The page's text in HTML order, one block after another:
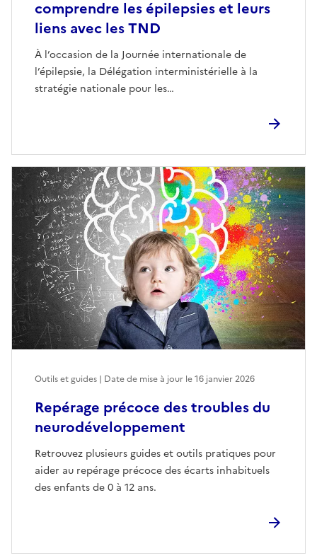
comprendre les épilepsies et leurs
liens avec les TND
À l’occasion de la Journée internationale de
l’épilepsie, la Délégation interministérielle à la
stratégie nationale pour les…
Repérage précoce des troubles du
neurodéveloppement
Retrouvez plusieurs guides et outils pratiques pour
aider au repérage précoce des écarts inhabituels
des enfants de 0 à 12 ans.
Outils et guides | Date de mise à jour le16 janvier 2026